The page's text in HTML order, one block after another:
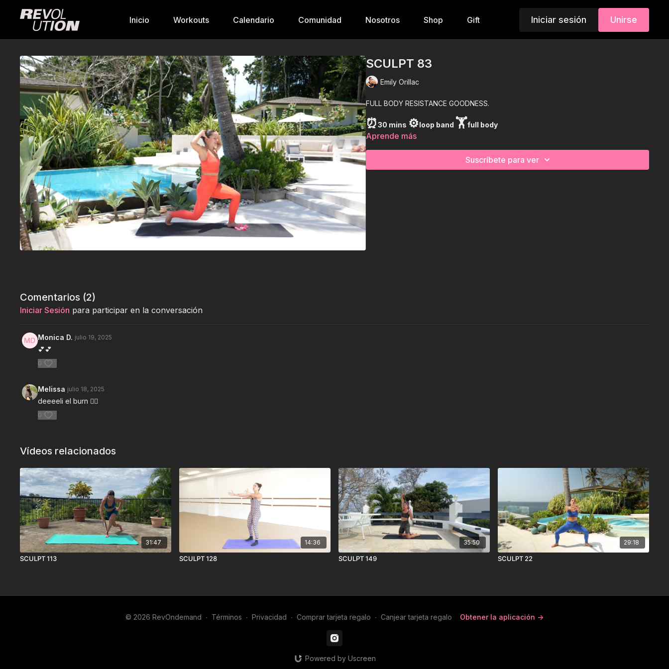
Inicio Workouts Calendario Comunidad Nosotros Shop Gift Iniciar sesión Unirse
SCULPT 83
Emily Orillac
FULL BODY RESISTANCE GOODNESS.
⏰30 mins ⚙️loop band 🏋full body
Aprende más
Suscríbete para ver
Comentarios (2)
Iniciar Sesión para participar en la conversación
Monica D. julio 19, 2025
💕💕
0
Melissa julio 18, 2025
deeeeli el burn ❤️‍🔥
0
Vídeos relacionados
31:47
SCULPT 113
14:36
SCULPT 128
35:50
SCULPT 149
29:18
SCULPT 22
© 2026 RevOndemand ∙ Términos ∙ Privacidad ∙ Comprar tarjeta regalo ∙ Canjear tarjeta regalo Obtener la aplicación ->
Powered by Uscreen